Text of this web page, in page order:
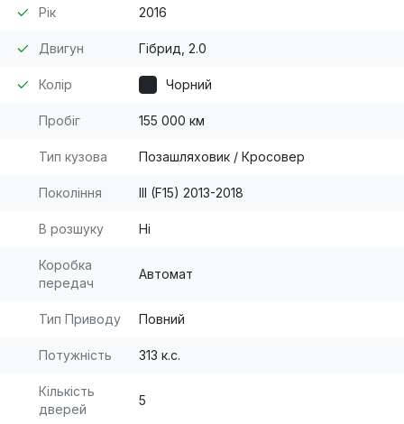
становить близько 9–11 л/100 км.
Рік 2016
Двигун Гібрид, 2.0
Колір Чорний
Пробіг 155 000 км
Тип кузова Позашляховик / Кросовер
Покоління III (F15) 2013-2018
В розшуку Ні
Коробка
передач
Автомат
Тип Приводу Повний
Потужність 313 к.с.
Кількість
дверей
5